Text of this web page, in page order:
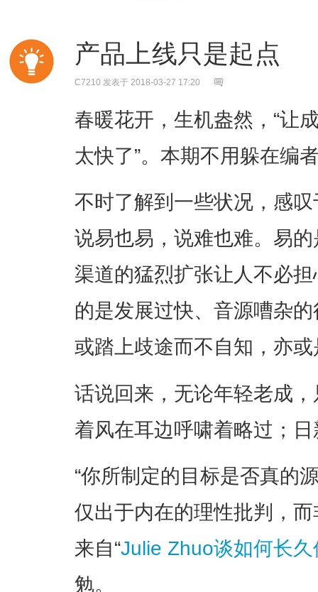
产品上线只是起点
C7210 发表于 2018-03-27 17:20
春暖花开，生机盎然，“让
太快了”。本期不用躲在编
不时了解到一些状况，感
说易也易，说难也难。易
渠道的猛烈扩张让人不必
的是发展过快、音源嘈杂
或踏上歧途而不自知，亦
话说回来，无论年轻老成
着风在耳边呼啸着略过；
“你所制定的目标是否真的
仅出于内在的理性批判，
来自“Julie Zhuo谈如何长
勉。